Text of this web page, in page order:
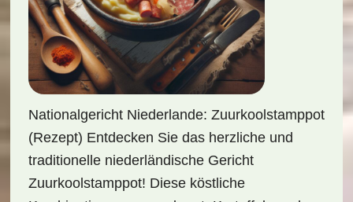
Nationalgericht Niederlande: Zuurkoolstamppot
(Rezept) Entdecken Sie das herzliche und
traditionelle niederländische Gericht
Zuurkoolstamppot! Diese köstliche